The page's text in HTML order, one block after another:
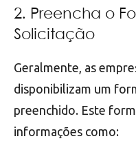
2. Preencha o
Solicitação
Geralmente, as
disponibilizam um
preenchido. Este
informações como: